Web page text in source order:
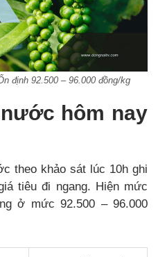
định 92.500 – 96.000 đồng/kg
hôm nay
theo khảo sát lúc 10h ghi
tiêu đi ngang. Hiện mức
ở mức 92.500 – 96.000